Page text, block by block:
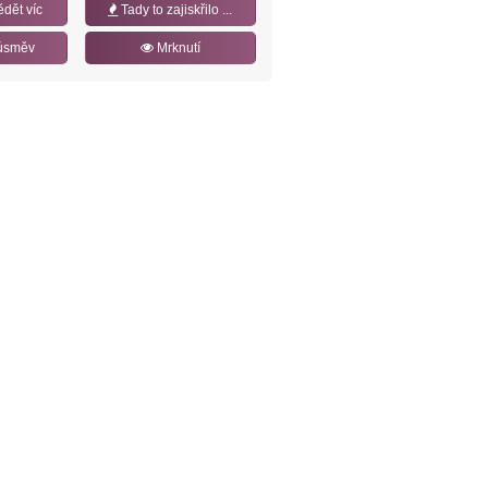
víc Tady to zajiskřilo ...
Mrknutí